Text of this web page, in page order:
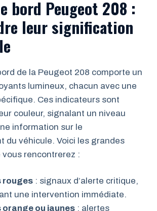
bord Peugeot 208 :
leur signification
de la Peugeot 208 comporte un
lumineux, chacun avec une
Ces indicateurs sont
couleur, signalant un niveau
information sur le
du véhicule. Voici les grandes
rencontrerez :
rouges : signaux d’alerte critique,
une intervention immédiate.
orange ou jaunes : alertes